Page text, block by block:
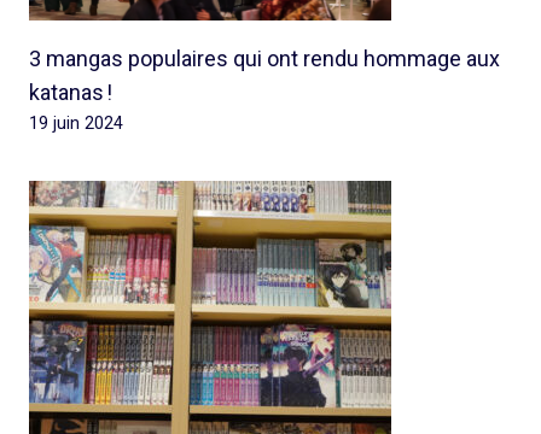
3 mangas populaires qui ont rendu hommage aux
katanas !
19 juin 2024